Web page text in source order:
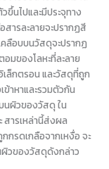
นไปและมีประจุทาง
ารละลายจะปรากฏสี
คลือบบนวัสดุจะปรากฏ
อมของโลหะที่ละลาย
ล็กตรอน และวัสดุที่ถูก
ข้าหาและรวมตัวกัน
นผิวของวัสดุ ใน
สารเหล่านี้ส่งผล
กรดเกลือจากเหงื่อ จะ
ผิวของวัสดุดังกล่าว